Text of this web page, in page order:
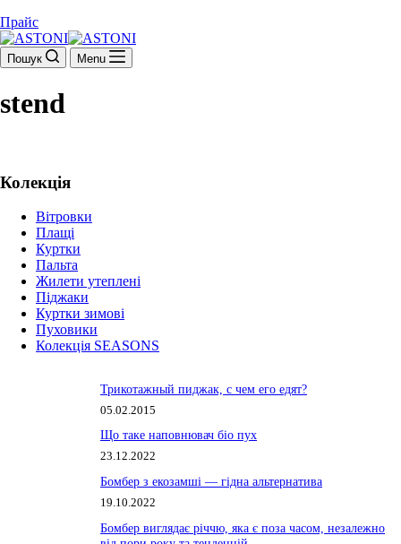
Прайс
Пошук Menu
stend
Колекція
Вітровки
Плащі
Куртки
Пальта
Жилети утеплені
Піджаки
Куртки зимові
Пуховики
Колекція SEASONS
Трикотажный пиджак, с чем его едят?
05.02.2015
Що таке наповнювач біо пух
23.12.2022
Бомбер з екозамші — гідна альтернатива
19.10.2022
Бомбер виглядає річчю, яка є поза часом, незалежно